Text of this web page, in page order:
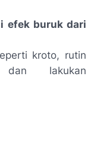
efek buruk dari
kroto, rutin
dan lakukan